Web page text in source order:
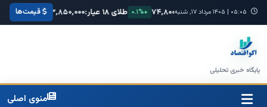
۰۵:۰۵ | ۱۴۰۵ مرداد ۱۷, شنبه +۰.۳% یورو:۷۴,۸۰۰ +۰.۱% طلای ۱۸ عیار: ۳,۸۵۰,۰۰۰ +۱.۲% سکه امامی:
قیمت‌ها
پایگاه خبری تحلیلی
منوی اصلی